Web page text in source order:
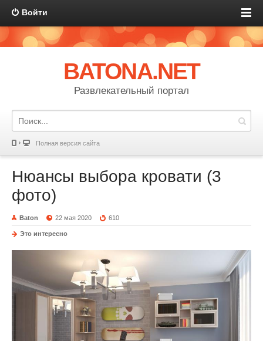
Войти
BATONA.NET
Развлекательный портал
Полная версия сайта
Нюансы выбора кровати (3
фото)
Baton 22 мая 2020 610
Это интересно